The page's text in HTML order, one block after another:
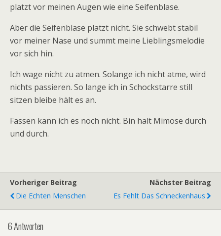
platzt vor meinen Augen wie eine Seifenblase.
Aber die Seifenblase platzt nicht. Sie schwebt stabil
vor meiner Nase und summt meine Lieblingsmelodie
vor sich hin.
Ich wage nicht zu atmen. Solange ich nicht atme, wird
nichts passieren. So lange ich in Schockstarre still
sitzen bleibe hält es an.
Fassen kann ich es noch nicht. Bin halt Mimose durch
und durch.
Vorheriger Beitrag
Die Echten Menschen
Nächster Beitrag
Es Fehlt Das Schneckenhaus
6 Antworten